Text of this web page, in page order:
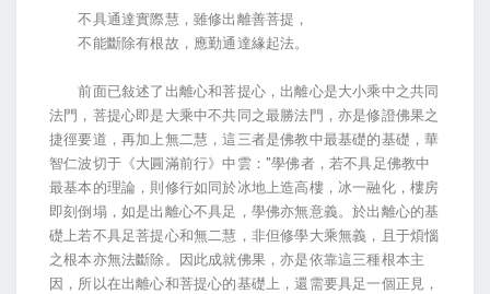
不具通達實際慧，雖修出離善菩提，
不能斷除有根故，應勤通達緣起法。
前面已敍述了出離心和菩提心，出離心是大小乘中之共同
法門，菩提心即是大乘中不共同之最勝法門，亦是修證佛果之
捷徑要道，再加上無二慧，這三者是佛教中最基礎的基礎，華
智仁波切于《大圓滿前行》中雲："學佛者，若不具足佛教中
最基本的理論，則修行如同於冰地上造高樓，冰一融化，樓房
即刻倒塌，如是出離心不具足，學佛亦無意義。於出離心的基
礎上若不具足菩提心和無二慧，非但修學大乘無義，且于煩惱
之根本亦無法斷除。因此成就佛果，亦是依靠這三種根本主
因，所以在出離心和菩提心的基礎上，還需要具足一個正見，